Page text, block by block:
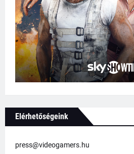
Elérhetőségeink
press@videogamers.hu